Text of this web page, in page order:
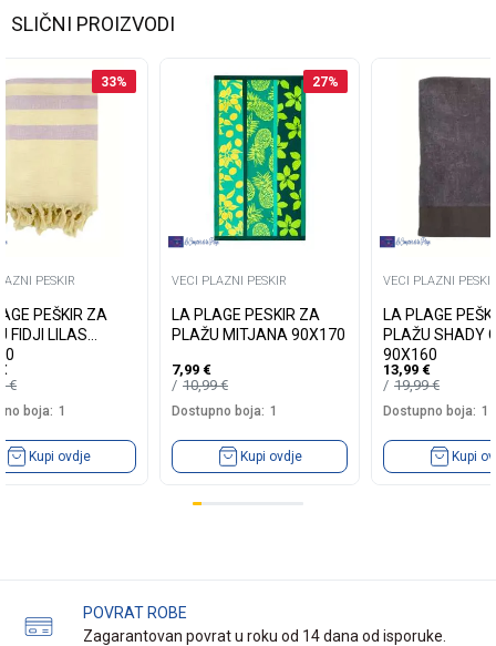
SLIČNI PROIZVODI
33%
PESKIR
PEŠKIR ZA
FIDJI LILAS
€
€
boja: 1
Kupi ovdje
27%
VECI PLAZNI PESKIR
LA PLAGE PESKIR ZA
PLAŽU MITJANA 90X170
7,99 €
10,99€
Dostupno boja: 1
Kupi ovdje
VECI PLAZNI
LA PLAGE
PLAŽU SHADY
90X160
13,99 €
19,99€
Dostupno boja: 1
Kupi
POVRAT ROBE
Zagarantovan povrat u roku od 14 dana od isporuke.